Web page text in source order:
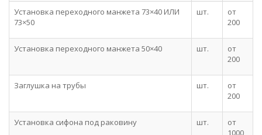
Установка переходного манжета 73×40 ИЛИ
73×50
шт.
от
200
Установка переходного манжета 50×40 шт.
от
200
Заглушка на трубы шт.
от
200
Установка сифона под раковину шт.
от
1000